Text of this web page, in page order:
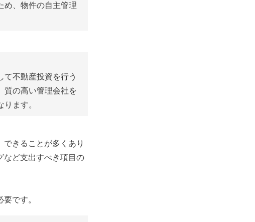
め、物件の自主管理
不動産投資を行う
質の高い管理会社を
ます。
きることが多くあり
など支出すべき項目の
です。